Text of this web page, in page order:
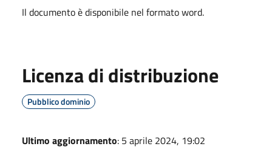
Il documento è disponibile nel formato word.
Licenza di distribuzione
Pubblico dominio
Ultimo aggiornamento: 5 aprile 2024, 19:02